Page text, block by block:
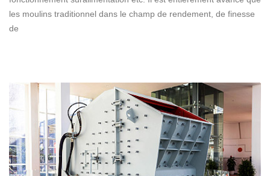
les moulins traditionnel dans le champ de rendement, de finesse
de